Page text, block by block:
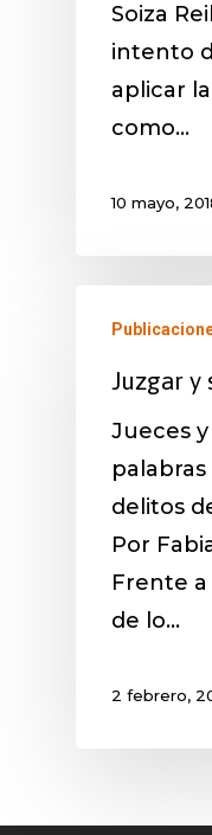
Soiza
intento
aplicar
como…
10 mayo,
Juzgar y
Jueces
delitos
Por
Frente
de lo…
2 febrero,